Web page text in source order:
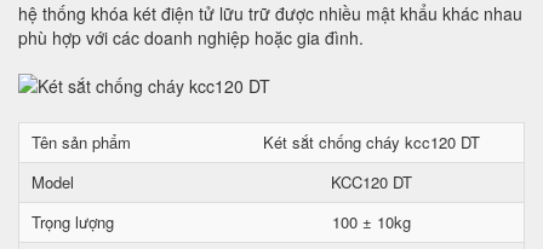
hệ thống khóa két điện tử lữu trữ được nhiều mật khẩu khác nhau
phù hợp với các doanh nghiệp hoặc gia đình.
Tên sản phẩm
Két sắt chống cháy kcc120 DT
Model
KCC120 DT
Trọng lượng
100 ± 10kg